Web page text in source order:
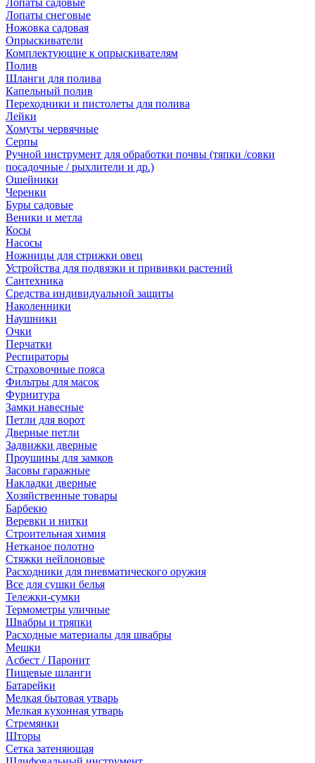
Лопаты садовые
Лопаты снеговые
Ножовка садовая
Опрыскиватели
Комплектующие к опрыскивателям
Полив
Шланги для полива
Капельный полив
Переходники и пистолеты для полива
Лейки
Хомуты червячные
Серпы
Ручной инструмент для обработки почвы (тяпки /совки
посадочные / рыхлители и др.)
Ошейники
Черенки
Буры садовые
Веники и метла
Косы
Насосы
Ножницы для стрижки овец
Устройства для подвязки и прививки растений
Сантехника
Средства индивидуальной защиты
Наколенники
Наушники
Очки
Перчатки
Респираторы
Страховочные пояса
Фильтры для масок
Фурнитура
Замки навесные
Петли для ворот
Дверные петли
Задвижки дверные
Проушины для замков
Засовы гаражные
Накладки дверные
Хозяйственные товары
Барбекю
Веревки и нитки
Строительная химия
Нетканое полотно
Стяжки нейлоновые
Расходники для пневматического оружия
Все для сушки белья
Тележки-сумки
Термометры уличные
Швабры и тряпки
Расходные материалы для швабры
Мешки
Асбест / Паронит
Пищевые шланги
Батарейки
Мелкая бытовая утварь
Мелкая кухонная утварь
Стремянки
Шторы
Сетка затеняющая